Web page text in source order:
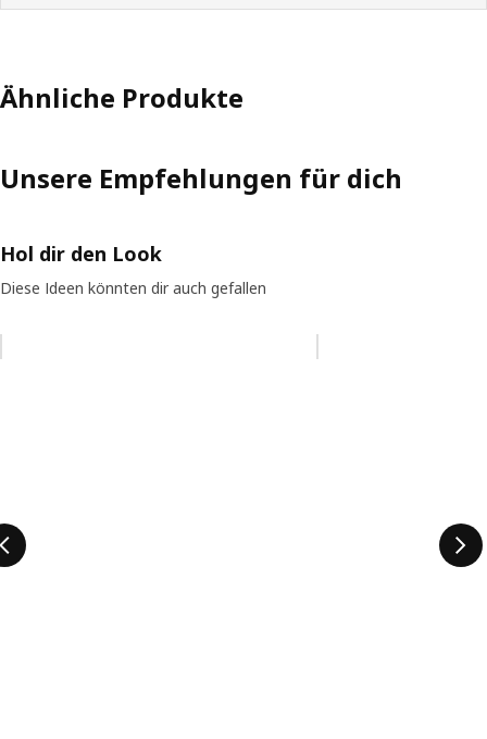
Ähnliche Produkte
Unsere Empfehlungen für dich
Hol dir den Look
Diese Ideen könnten dir auch gefallen